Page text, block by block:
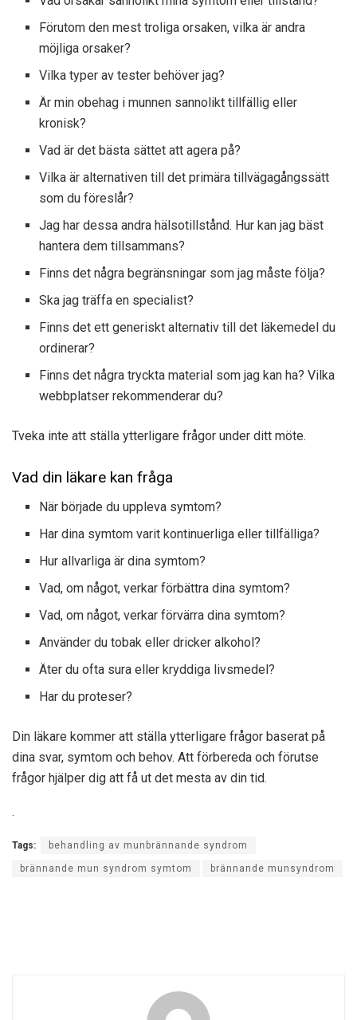
Förutom den mest troliga orsaken, vilka är andra
möjliga orsaker?
Vilka typer av tester behöver jag?
Är min obehag i munnen sannolikt tillfällig eller
kronisk?
Vad är det bästa sättet att agera på?
Vilka är alternativen till det primära tillvägagångssätt
som du föreslår?
Jag har dessa andra hälsotillstånd. Hur kan jag bäst
hantera dem tillsammans?
Finns det några begränsningar som jag måste följa?
Ska jag träffa en specialist?
Finns det ett generiskt alternativ till det läkemedel du
ordinerar?
Finns det några tryckta material som jag kan ha? Vilka
webbplatser rekommenderar du?
Tveka inte att ställa ytterligare frågor under ditt möte.
Vad din läkare kan fråga
När började du uppleva symtom?
Har dina symtom varit kontinuerliga eller tillfälliga?
Hur allvarliga är dina symtom?
Vad, om något, verkar förbättra dina symtom?
Vad, om något, verkar förvärra dina symtom?
Använder du tobak eller dricker alkohol?
Äter du ofta sura eller kryddiga livsmedel?
Har du proteser?
Din läkare kommer att ställa ytterligare frågor baserat på
dina svar, symtom och behov. Att förbereda och förutse
frågor hjälper dig att få ut det mesta av din tid.
.
Tags: behandling av munbrännande syndrom
brännande mun syndrom symtom brännande munsyndrom